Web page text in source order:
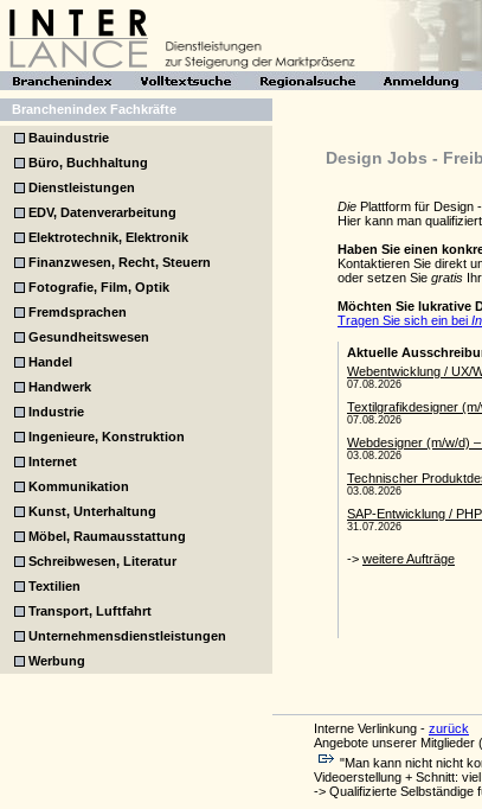
Branchenindex Fachkräfte
Bauindustrie
Büro, Buchhaltung
Dienstleistungen
EDV, Datenverarbeitung
Elektrotechnik, Elektronik
Finanzwesen, Recht, Steuern
Fotografie, Film, Optik
Fremdsprachen
Gesundheitswesen
Handel
Handwerk
Industrie
Ingenieure, Konstruktion
Internet
Kommunikation
Kunst, Unterhaltung
Möbel, Raumausstattung
Schreibwesen, Literatur
Textilien
Transport, Luftfahrt
Unternehmensdienstleistungen
Werbung
Design Jobs -
Die Plattform für Design
Hier kann man
Haben Sie einen
Kontaktieren Sie direkt
oder setzen Sie gratis
Möchten Sie lukrative
Tragen Sie sich ein bei
Interne Verlinkung - zurück
Angebote unserer Mitglieder
"Man kann nicht nicht
Videoerstellung + Schnitt:
-> Qualifizierte Selbständige